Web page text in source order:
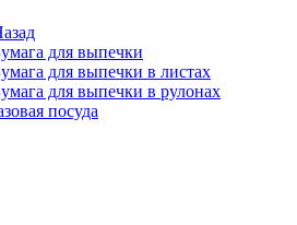
для выпечки
для выпечки в листах
для выпечки в рулонах
посуда